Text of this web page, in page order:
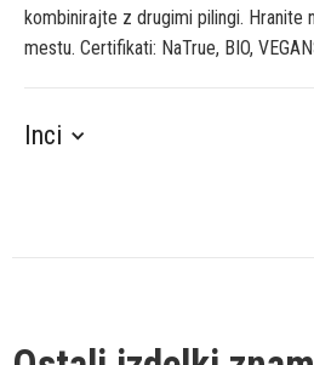
kombinirajte z drugimi pilingi. Hranite
mestu. Certifikati: NaTrue, BIO,
Inci